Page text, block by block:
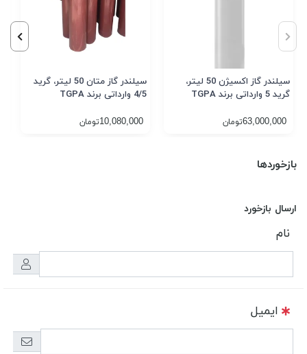
سیلندر گاز اکسیژن 50 لیتر،
گرید 5 وارداتی برند TGPA
63,000,000تومان
سیلندر گاز متان 50 لیتر، گرید
4/5 وارداتی برند TGPA
10,080,000تومان
بازخوردها
ارسال بازخورد
نام
ایمیل